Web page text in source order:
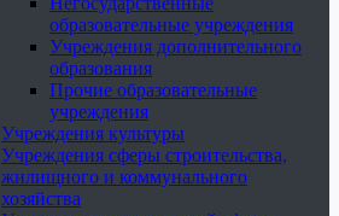
образовательные учреждения
Учреждения дополнительного
образования
Прочие образовательные
учреждения
Учреждения культуры
Учреждения сферы строительства,
жилищного и коммунального
хозяйства